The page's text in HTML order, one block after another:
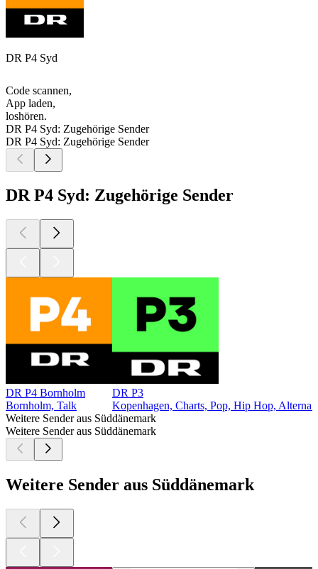
DR P4 Syd
Code scannen,
App laden,
loshören.
DR P4 Syd: Zugehörige Sender
DR P4 Syd: Zugehörige Sender
DR P4 Syd: Zugehörige Sender
DR P4 Bornholm
Bornholm, Talk
DR P3
Kopenhagen, Charts, Pop, Hip Hop,
Weitere Sender aus Süddänemark
Weitere Sender aus Süddänemark
Weitere Sender aus Süddänemark